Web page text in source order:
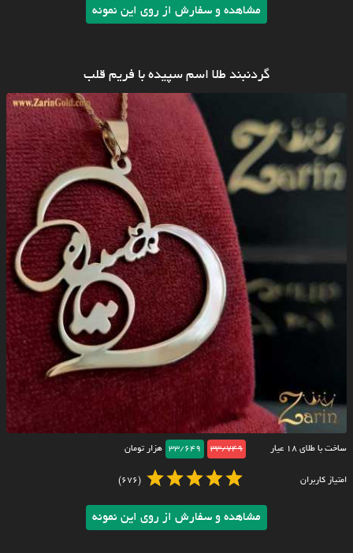
مشاهده و سفارش از روی این نمونه
گردنبند طلا اسم سپیده با فریم قلب
ساخت با طلای ۱۸ عیار 33/749
33/649 هزار تومان
امتیاز کاربران (676)
مشاهده و سفارش از روی این نمونه